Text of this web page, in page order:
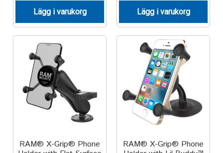
Lägg i varukorg
Lägg i varukorg
RAM® X-Grip® Phone
RAM® X-Grip® Phone